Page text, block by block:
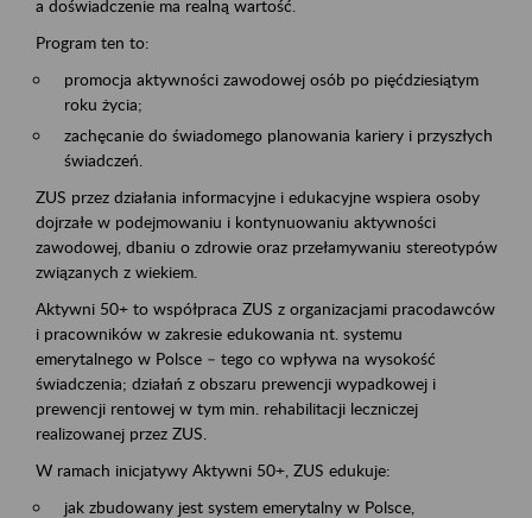
a doświadczenie ma realną wartość.
Program ten to:
promocja aktywności zawodowej osób po pięćdziesiątym
roku życia;
zachęcanie do świadomego planowania kariery i przyszłych
świadczeń.
ZUS przez działania informacyjne i edukacyjne wspiera osoby
dojrzałe w podejmowaniu i kontynuowaniu aktywności
zawodowej, dbaniu o zdrowie oraz przełamywaniu stereotypów
związanych z wiekiem.
Aktywni 50+ to współpraca ZUS z organizacjami pracodawców
i pracowników w zakresie edukowania nt. systemu
emerytalnego w Polsce – tego co wpływa na wysokość
świadczenia; działań z obszaru prewencji wypadkowej i
prewencji rentowej w tym min. rehabilitacji leczniczej
realizowanej przez ZUS.
W ramach inicjatywy Aktywni 50+, ZUS edukuje:
jak zbudowany jest system emerytalny w Polsce,